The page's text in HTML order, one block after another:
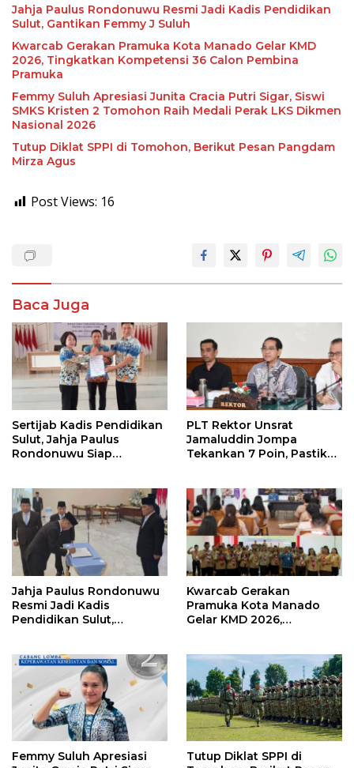
Jahja Paulus Rondonuwu Resmi Jadi Kadis Pendidikan
Sulut, Gantikan Femmy J Suluh
Kwarcab Gerakan Pramuka Kota Manado Gelar KMD
2026, Tingkatkan Kompetensi 36 Calon Pembina
Pramuka
Femmy Suluh Apresiasi Junita Cracia Putri Sigar, Siswi
SMKS Kristen 2 Tomohon Raih Medali Perak LKS Dikmen
Nasional 2026
Tutup Diklat SPPI di Tomohon, Berikut Pesan Pangdam
Mirza Agus
Post Views: 16
Baca Juga
Sertijab Kadis Pendidikan
Sulut, Jahja Paulus
Rondonuwu Siap
PLT Rektor Unsrat
Jamaluddin Jompa
Tekankan 7 Poin, Pastikan
Jahja Paulus Rondonuwu
Resmi Jadi Kadis
Pendidikan Sulut,
Kwarcab Gerakan
Pramuka Kota Manado
Gelar KMD 2026,
Pramuka
Femmy Suluh Apresiasi
Tutup Diklat SPPI di